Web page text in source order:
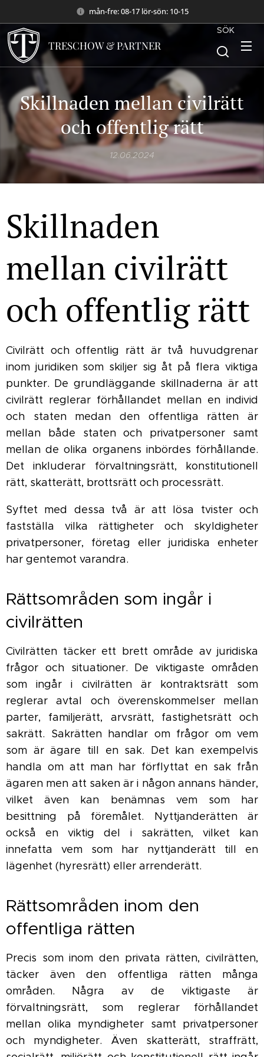
mån-fre: 08-17 lör-sön: 10-15
TRESCHOW & PARTNER
SÖK
Skillnaden mellan civilrätt
och offentlig rätt
12.06.2024
Skillnaden
mellan civilrätt
och offentlig rätt
Civilrätt och offentlig rätt är två huvudgrenar
inom juridiken som skiljer sig åt på flera viktiga
punkter. De grundläggande skillnaderna är att
civilrätt reglerar förhållandet mellan en individ
och staten medan den offentliga rätten är
mellan både staten och privatpersoner samt
mellan de olika organens inbördes förhållande.
Det inkluderar förvaltningsrätt, konstitutionell
rätt, skatterätt, brottsrätt och processrätt.
Syftet med dessa två är att lösa tvister och
fastställa vilka rättigheter och skyldigheter
privatpersoner, företag eller juridiska enheter
har gentemot varandra.
Rättsområden som ingår i
civilrätten
Civilrätten täcker ett brett område av juridiska
frågor och situationer. De viktigaste områden
som ingår i civilrätten är kontraktsrätt som
reglerar avtal och överenskommelser mellan
parter, familjerätt, arvsrätt, fastighetsrätt och
sakrätt. Sakrätten handlar om frågor om vem
som är ägare till en sak. Det kan exempelvis
handla om att man har förflyttat en sak från
ägaren men att saken är i någon annans händer,
vilket även kan benämnas vem som har
besittning på föremålet. Nyttjanderätten är
också en viktig del i sakrätten, vilket kan
innefatta vem som har nyttjanderätt till en
lägenhet (hyresrätt) eller arrenderätt.
Rättsområden inom den
offentliga rätten
Precis som inom den privata rätten, civilrätten,
täcker även den offentliga rätten många
områden. Några av de viktigaste är
förvaltningsrätt, som reglerar förhållandet
mellan olika myndigheter samt privatpersoner
och myndigheter. Även skatterätt, straffrätt,